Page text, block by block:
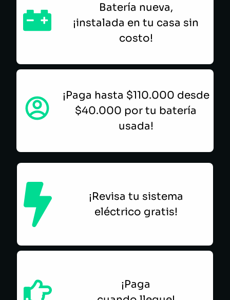
Batería nueva,
¡instalada en tu casa sin
costo!
¡Paga hasta $110.000 desde
$40.000 por tu batería
usada!
¡Revisa tu sistema
eléctrico gratis!
¡Paga